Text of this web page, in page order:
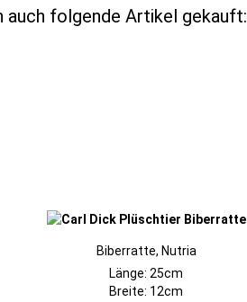
folgende Artikel gekauft:
Biberratte, Nutria
Länge: 25cm
Breite: 12cm